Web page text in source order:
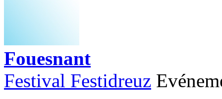
Fouesnant
Festival Festidreuz